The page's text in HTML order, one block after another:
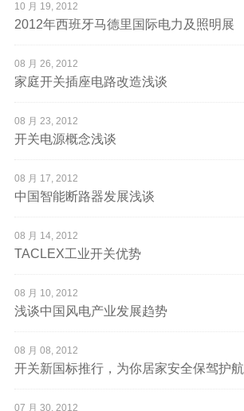
10 月 19, 2012
2012年西班牙马德里国际电力及照明展
08 月 26, 2012
家庭开关插座电路改造浅谈
08 月 23, 2012
开关电源概念浅谈
08 月 17, 2012
中国智能断路器发展浅谈
08 月 14, 2012
TACLEX工业开关优势
08 月 10, 2012
浅谈中国风电产业发展趋势
08 月 08, 2012
开关新国标推行，为你居家安全保驾护航
07 月 30, 2012